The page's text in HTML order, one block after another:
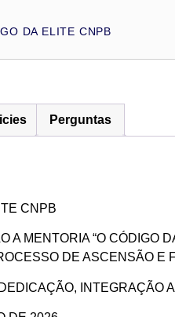
DA ELITE CNPB
Perguntas
CNPB
A MENTORIA “O CÓDIGO
DE ASCENSÃO E